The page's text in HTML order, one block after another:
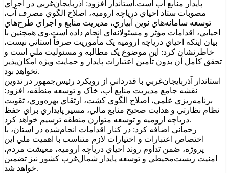
پايدار منابع آب است.استاندار افزود: آذربايجان‌غربي در اجراي
مصوبات ستاد احياي درياچه اروميه، اصلاح الگوي مصرف آب،
توسعه سامانه‌هاي نوين آبياري، مديريت منابع و اجراي طرح‌هاي
احيايي، اقدامات مؤثر و مسئولانه‌اي انجام داده است.وي همچنين با
بيان اينکه احياي درياچه اروميه يک مأموريت صرفاً استاني نيست،
خاطرنشان کرد: اين موضوع يک مطالبه و مسئوليت ملي است و
تحقق کامل آن بدون تأمين اعتبارات پايدار و حمايت ويژه امکان‌پذير
نخواهد بود.
استاندار آذربايجان‌غربي با قدرداني از رويکرد رئيس‌جمهور در تدوين
نقشه جامع مديريت منابع آب، خاک و توسعه منطقه، افزود:
برنامه‌ريزي علمي، اصلاح الگوي کشت، ارتقاي بهره‌وري، تقويت
نظام نظارتي و هدايت صحيح منابع مالي، مسير پايداري براي حفظ
درياچه اروميه و توسعه متوازن منطقه ترسيم خواهد کرد.
رحماني اضافه کرد: در کنار اقدامات انجام‌شده در استان، با
اختصاص اعتبارات و اختيارات لازم متناسب با اهميت ملي اين
پروژه، ضمن تداوم روند احياي درياچه اروميه، معيشت مردم،
امنيت زيست‌محيطي و توسعه پايدار شمال‌غرب کشور نيز تضمين
خواهد شد.